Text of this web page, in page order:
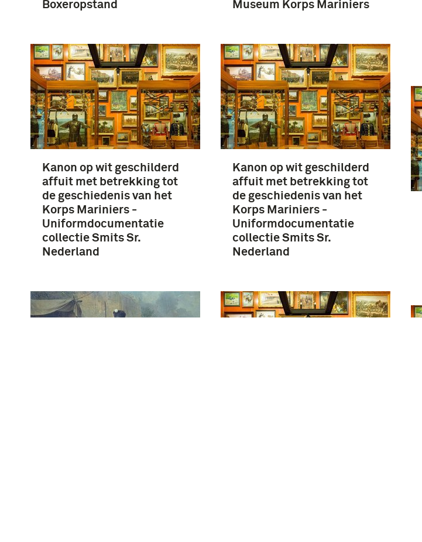
Boxeropstand
Kanon op wit geschilderd
affuit met betrekking tot
de geschiedenis van het
Korps Mariniers -
Uniformdocumentatie
collectie Smits Sr.
Nederland
Museum Korps Mariniers
Kanon op wit geschilderd
affuit met betrekking tot
de geschiedenis van het
Korps Mariniers -
Uniformdocumentatie
collectie Smits Sr.
Nederland